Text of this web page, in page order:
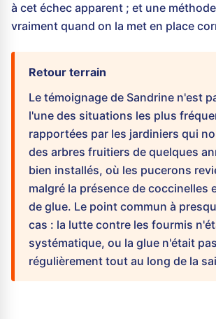
à cet échec apparent ; et une
vraiment quand on la met en place
Retour terrain
Le témoignage de Sandrine n'est
l'une des situations les plus
rapportées par les jardiniers qui
des arbres fruitiers de quelques
bien installés, où les pucerons
malgré la présence de coccinelles
de glue. Le point commun à
cas : la lutte contre les fourmis
systématique, ou la glue n'était
régulièrement tout au long de la